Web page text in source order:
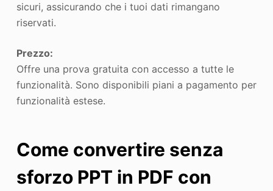
sicuri, assicurando che i tuoi dati rimangano
riservati.
Prezzo:
Offre una prova gratuita con accesso a tutte le
funzionalità. Sono disponibili piani a pagamento per
funzionalità estese.
Come convertire senza
sforzo PPT in PDF con